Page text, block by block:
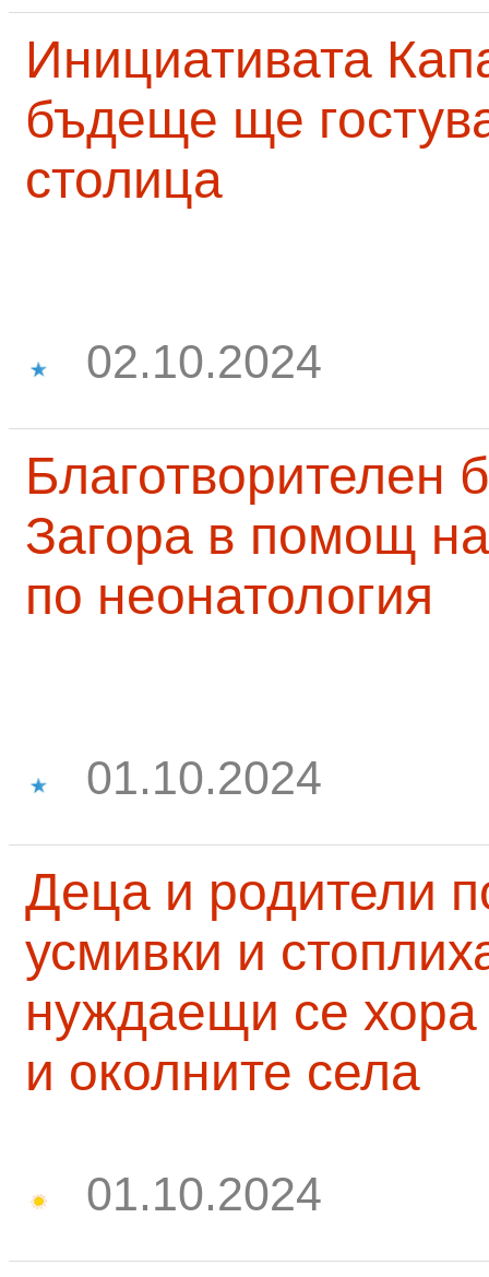
Инициативата
бъдеще ще
столица
02.10.2024
Благотворителен
Загора в помощ
по неонатология
01.10.2024
Деца и родители
усмивки и
нуждаещи се
и околните села
01.10.2024